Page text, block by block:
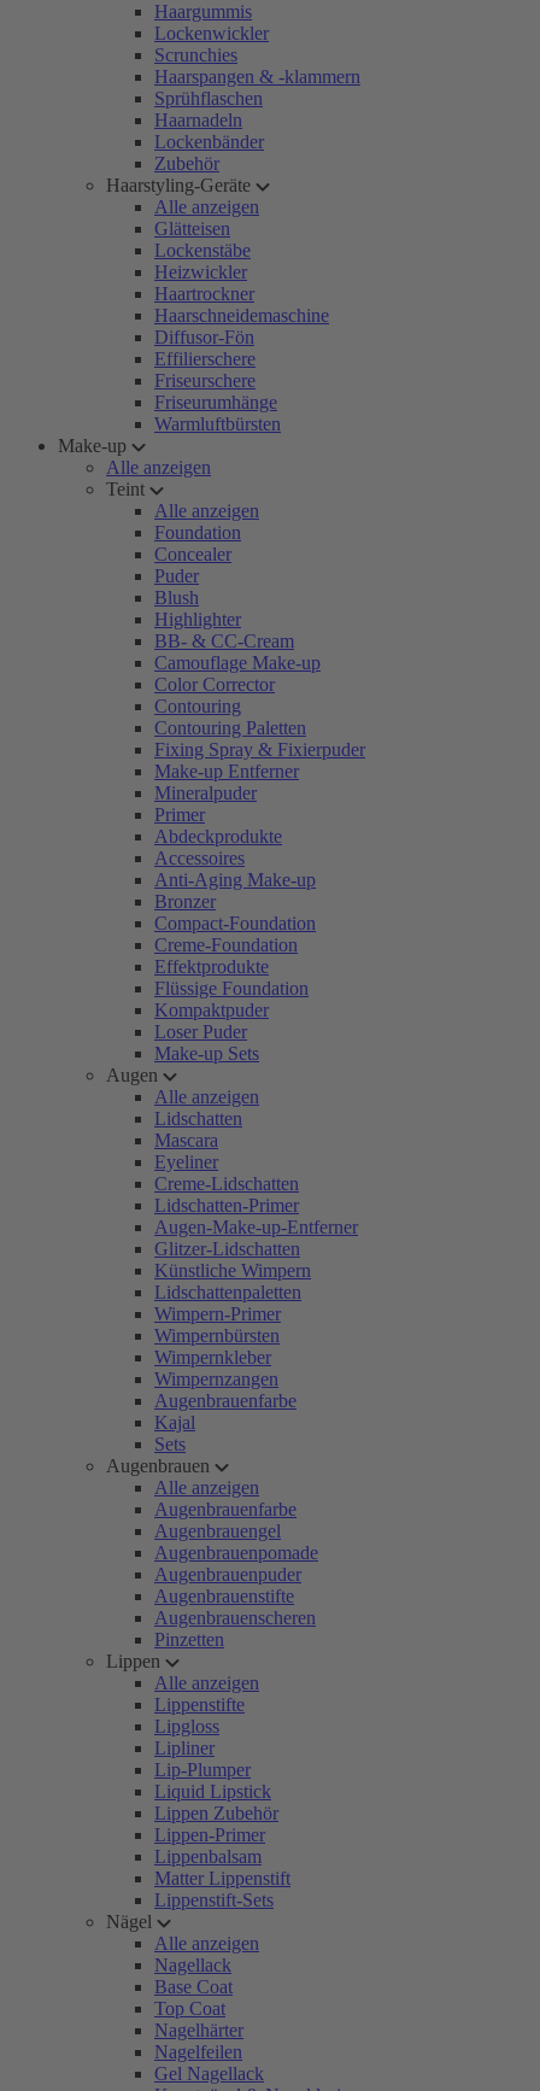
Haargummis
Lockenwickler
Scrunchies
Haarspangen & -klammern
Sprühflaschen
Haarnadeln
Lockenbänder
Zubehör
Haarstyling-Geräte
Alle anzeigen
Glätteisen
Lockenstäbe
Heizwickler
Haartrockner
Haarschneidemaschine
Diffusor-Fön
Effilierschere
Friseurschere
Friseurumhänge
Warmluftbürsten
Make-up
Alle anzeigen
Teint
Alle anzeigen
Foundation
Concealer
Puder
Blush
Highlighter
BB- & CC-Cream
Camouflage Make-up
Color Corrector
Contouring
Contouring Paletten
Fixing Spray & Fixierpuder
Make-up Entferner
Mineralpuder
Primer
Abdeckprodukte
Accessoires
Anti-Aging Make-up
Bronzer
Compact-Foundation
Creme-Foundation
Effektprodukte
Flüssige Foundation
Kompaktpuder
Loser Puder
Make-up Sets
Augen
Alle anzeigen
Lidschatten
Mascara
Eyeliner
Creme-Lidschatten
Lidschatten-Primer
Augen-Make-up-Entferner
Glitzer-Lidschatten
Künstliche Wimpern
Lidschattenpaletten
Wimpern-Primer
Wimpernbürsten
Wimpernkleber
Wimpernzangen
Augenbrauenfarbe
Kajal
Sets
Augenbrauen
Alle anzeigen
Augenbrauenfarbe
Augenbrauengel
Augenbrauenpomade
Augenbrauenpuder
Augenbrauenstifte
Augenbrauenscheren
Pinzetten
Lippen
Alle anzeigen
Lippenstifte
Lipgloss
Lipliner
Lip-Plumper
Liquid Lipstick
Lippen Zubehör
Lippen-Primer
Lippenbalsam
Matter Lippenstift
Lippenstift-Sets
Nägel
Alle anzeigen
Nagellack
Base Coat
Top Coat
Nagelhärter
Nagelfeilen
Gel Nagellack